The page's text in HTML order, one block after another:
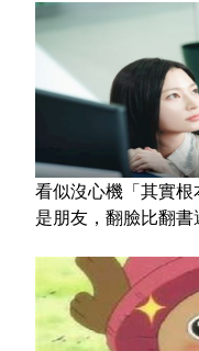
看似沒心機「其實
是朋友，翻臉比翻書